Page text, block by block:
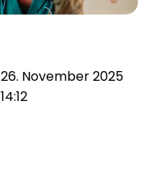
26. November 2025
14:12